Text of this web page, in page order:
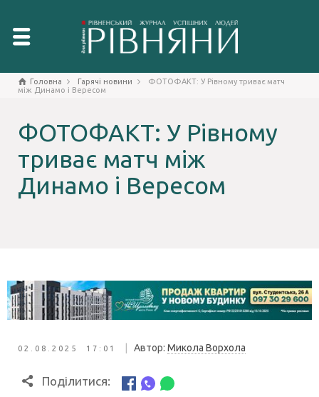
Головна Гарячі новини
ФОТОФАКТ: У Рівному триває матч
між Динамо і Вересом
ФОТОФАКТ: У Рівному
триває матч між
Динамо і Вересом
02.08.2025 17:01 Автор: Микола Ворхола
Поділитися: